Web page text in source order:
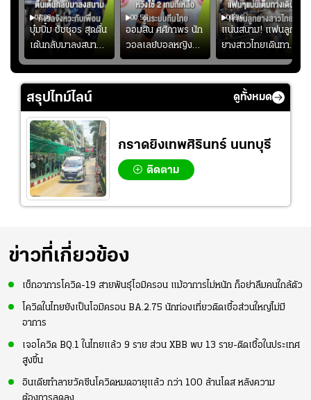
01:08
บุ๋มบิ๋ม ชัชชุอร สุดตื่น
เต้นกลับมาลงสนาม
ให้ทีมชาติ แอบกังวล
จังหวะไม่เข้ากับเพื่อน
00:55
ออมสิน ศศิภาพร นัก
วอลเลย์บอลหญิงทีม
ชาติไทย หวังใช้ 2
เกมที่เหลือ ปรับจู
00:36
แน่นสนาม! แฟนลูก
ยางสาวไทยเดินทาง
เข้ามาเชียร์สาวไทย
อย่างคึกคัก เพื่อให้
กำลังใจ ก่อนที่สาว
สรุปไทม์ไลน์ ดูทั้งหมด
กราดยิงเทพศิรินทร์ นนทบุรี
ติดตาม
ข่าวที่เกี่ยวข้อง
เช็กอาการโควิด-19 สายพันธุ์โอมิครอน แม้อาการไม่หนัก ก็อย่าลืมคนใกล้ตัว
โควิดในไทยยังเป็นโอมิครอน BA.2.75 นักท่องเที่ยวติดเชื้อส่วนใหญ่ไม่มี
อาการ
เจอโควิด BQ.1 ในไทยแล้ว 9 ราย ส่วน XBB พบ 13 ราย-ติดเชื้อในประเทศ
สูงขึ้น
อินเดียทำลายวัคซีนโควิดหมดอายุแล้ว กว่า 100 ล้านโดส หลังความ